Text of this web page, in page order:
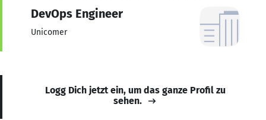
DevOps Engineer
Unicomer
Logg Dich jetzt ein, um das ganze Profil zu
sehen.